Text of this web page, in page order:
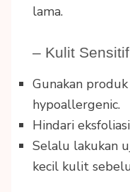
lama.
– Kulit Sensitif
Gunakan
hypoallergenic.
Hindari
Selalu lakukan
kecil kulit